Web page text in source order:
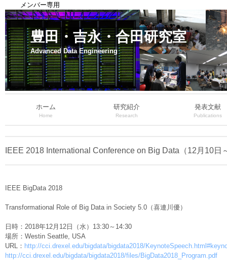
メンバー専用
豊田・吉永・合田研究室
Advanced Data Engineering
ホーム
Home
研究紹介
Research
発表文献
Publications
IEEE 2018 International Conference on Big Data（12月10
IEEE BigData 2018
Transformational Role of Big Data in Society 5.0（喜連川優）
日時：2018年12月12日（水）13:30～14:30
場所：Westin Seattle, USA
URL： http://cci.drexel.edu/bigdata/bigdata2018/
http://cci.drexel.edu/bigdata/bigdata2018/files/BigData2018_Program.pdf